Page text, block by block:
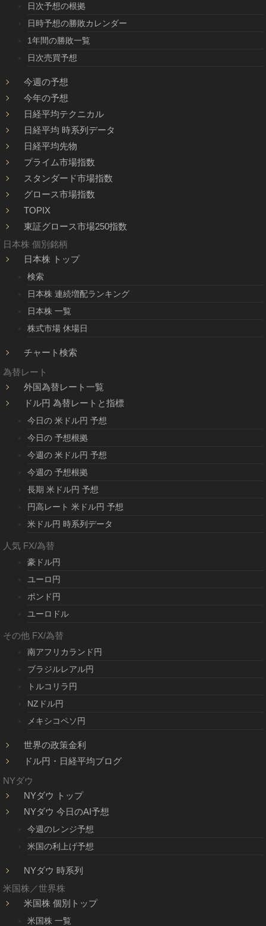
日次予想の根拠
日時予想の勝敗カレンダー
1年間の勝敗一覧
日次売買予想
今週の予想
今年の予想
日経平均テクニカル
日経平均 時系列データ
日経平均先物
プライム市場指数
スタンダード市場指数
グロース市場指数
TOPIX
東証グロース市場250指数
日本株 個別銘柄
日本株 トップ
検索
日本株 連続増配ランキング
日本株 一覧
株式市場 休場日
チャート検索
為替レート
外国為替レート一覧
ドル円 為替レートと指標
今日の 米ドル円 予想
今日の 予想根拠
今週の 米ドル円 予想
今週の 予想根拠
長期 米ドル円 予想
円高レート 米ドル円 予想
米ドル円 時系列データ
人気 FX/為替
豪ドル円
ユーロ円
ポンド円
ユーロドル
その他 FX/為替
南アフリカランド円
ブラジルレアル円
トルコリラ円
NZドル円
メキシコペソ円
世界の政策金利
ドル円・日経平均ブログ
NYダウ
NYダウ トップ
NYダウ 今日のAI予想
今週のレンジ予想
米国の利上げ予想
NYダウ 時系列
米国株／世界株
米国株 個別トップ
米国株 一覧